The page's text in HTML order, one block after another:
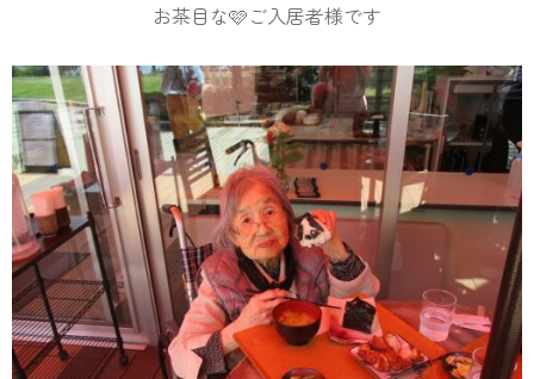
お茶目な🩷ご入居者様です